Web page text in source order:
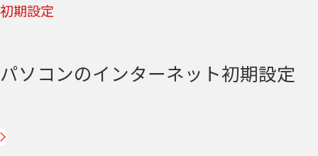
初期設定
パソコンのインターネット初期設定